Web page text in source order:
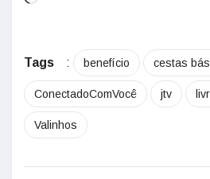
Tags : benefício cestas
ConectadoComVocê jtv
Valinhos